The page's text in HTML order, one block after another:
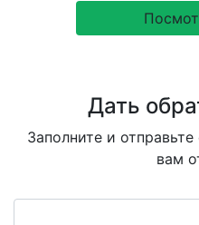
Дать
Заполните и
вам